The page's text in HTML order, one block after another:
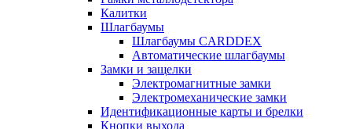
Калитки
Шлагбаумы
Шлагбаумы CARDDEX
Автоматические шлагбаумы
Замки и защелки
Электромагнитные замки
Электромеханические замки
Идентификационные карты и брелки
Кнопки выхода